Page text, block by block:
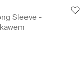
Sleeve -